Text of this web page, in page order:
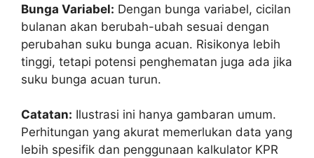
Bunga Variabel: Dengan bunga variabel, cicilan
bulanan akan berubah-ubah sesuai dengan
perubahan suku bunga acuan. Risikonya lebih
tinggi, tetapi potensi penghematan juga ada jika
suku bunga acuan turun.
Catatan: Ilustrasi ini hanya gambaran umum.
Perhitungan yang akurat memerlukan data yang
lebih spesifik dan penggunaan kalkulator KPR